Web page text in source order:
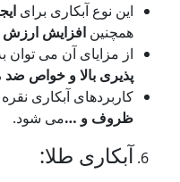
نوع آبکاری برایایجاد
افزایش ارزش فلز پایه
مزایای آن می توان بهدرخشش
بالا و خواص ضد میکروبی
آبکاری نقره شامل
…می شود.
طلا: